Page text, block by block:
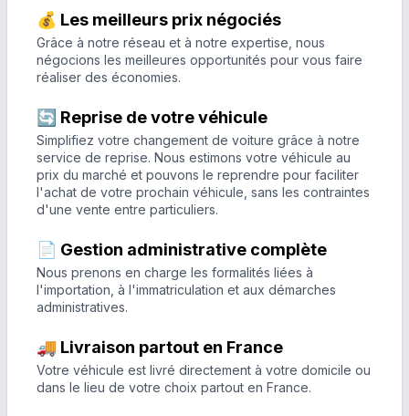
💰 Les meilleurs prix négociés
Grâce à notre réseau et à notre expertise, nous
négocions les meilleures opportunités pour vous faire
réaliser des économies.
🔄 Reprise de votre véhicule
Simplifiez votre changement de voiture grâce à notre
service de reprise. Nous estimons votre véhicule au
prix du marché et pouvons le reprendre pour faciliter
l'achat de votre prochain véhicule, sans les contraintes
d'une vente entre particuliers.
📄 Gestion administrative complète
Nous prenons en charge les formalités liées à
l'importation, à l'immatriculation et aux démarches
administratives.
🚚 Livraison partout en France
Votre véhicule est livré directement à votre domicile ou
dans le lieu de votre choix partout en France.